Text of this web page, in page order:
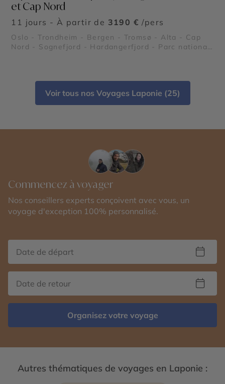
et Cap Nord
11 jours - À partir de 3190 € /pers
Oslo - Trondheim - Bergen - Tromsø - Alta - Cap
Nord - Sognefjord - Hardangerfjord - Parc national
Voir tous nos Voyages Laponie (25)
Commencez à voyager
Nos conseillers experts conçoivent avec vous, un
voyage d'exception 100% personnalisé.
Organisez votre voyage
Autres thématiques de voyages en Laponie :